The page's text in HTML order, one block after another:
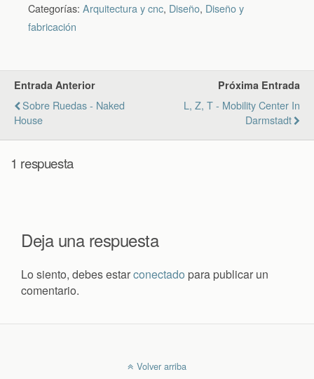
Categorías: Arquitectura y cnc, Diseño, Diseño y
fabricación
Entrada Anterior
Sobre Ruedas - Naked
House
Próxima Entrada
L, Z, T - Mobility Center In
Darmstadt
1 respuesta
Deja una respuesta
Lo siento, debes estarconectado para publicar un
comentario.
Volver arriba